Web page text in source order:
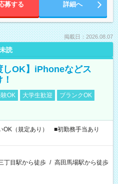
募する 詳細へ
掲載日：2026.08.07
未読
しOK】iPhoneなどス
OK 大学生歓迎
ブランクOK
（規定あり） ■初勤務手当あり
丁目駅から徒歩 / 高田馬場駅から徒歩